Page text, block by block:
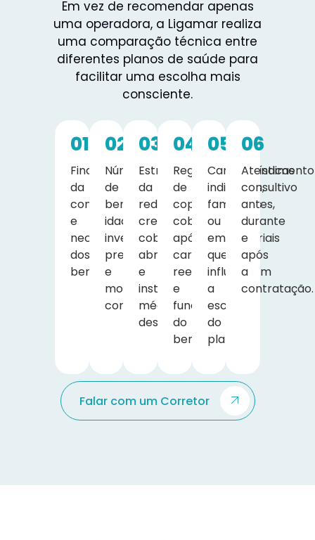
Em vez de recomendar apenas
uma operadora, a Ligamar realiza
uma comparação técnica entre
diferentes planos de saúde para
facilitar uma escolha mais
consciente.
01
Finalidade
da
contratação
e
necessidades
dos
beneficiários.
02
Número
de
beneficiários,
idade,
investimento
previsto
e
modalidade
contratual.
03
Estrutura
da
rede
credenciada,
cobertura,
abrangência
e
instituições
médicas
desejadas.
04
Regras
de
coparticipação,
cobertura
após
carência,
reembolso
e
funcionamento
do
benefício.
05
Características
individuais,
familiares
ou
empresariais
que
influenciam
a
escolha
do
plano.
06
Atendimento
consultivo
antes,
durante
e
após
a
contratação.
Falar com um Corretor